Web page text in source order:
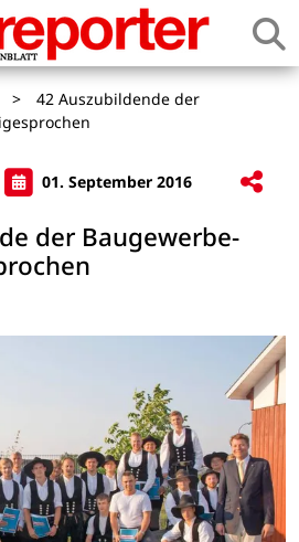
>
42 Auszubildende der
01. September 2016
der Baugewerbe-